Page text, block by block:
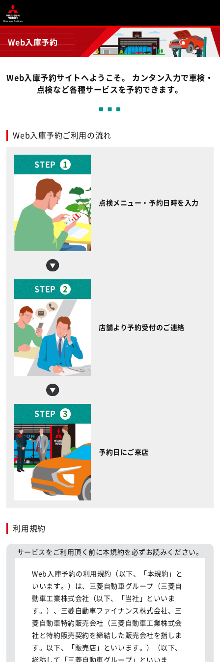
Web入庫予約
Web入庫予約サイトへようこそ。 カンタン入力で車検・
点検など各種サービスを予約できます。
Web入庫予約ご利用の流れ
STEP 1
点検メニュー・予約日時を入力
STEP 2
店舗より予約受付のご連絡
STEP 3
予約日にご来店
利用規約
サービスをご利用頂く前に本規約を必ずお読みください。
Web入庫予約の利用規約（以下、「本規約」と
いいます。）は、三菱自動車グループ（三菱自
動車工業株式会社（以下、「当社」といいま
す。）、三菱自動車ファイナンス株式会社、三
菱自動車特約販売会社（三菱自動車工業株式会
社と特約販売契約を締結した販売会社を指しま
す。以下、「販売店」といいます。）（以下、
総称して「三菱自動車グループ」といいま